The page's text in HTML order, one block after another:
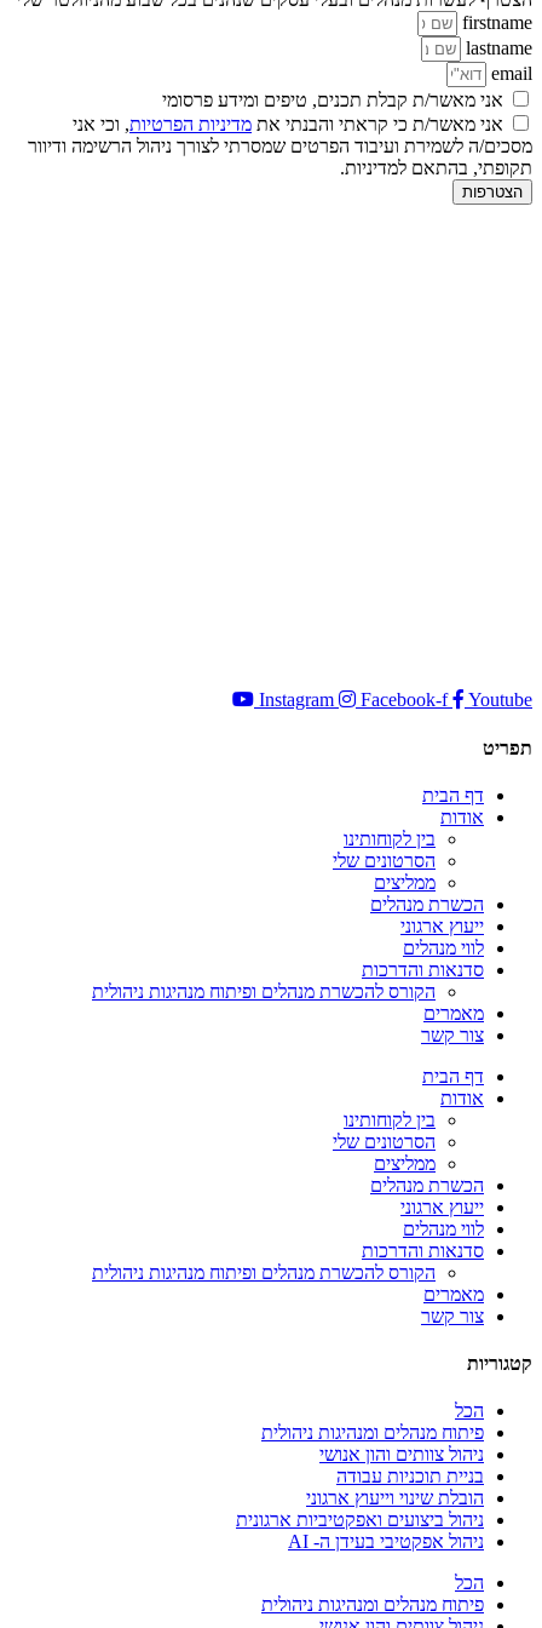
firstname
lastname
email
אני מאשר/ת קבלת תכנים, טיפים ומידע פרסומי
אני מאשר/ת כי קראתי והבנתי את מדיניות הפרטיות, וכי אני
מסכים/ה לשמירת ועיבוד הפרטים שמסרתי לצורך ניהול הרשימה ודיוור
תקופתי, בהתאם למדיניות.
הצטרפות
Instagram Facebook-f Youtube
תפריט
דף הבית
אודות
בין לקוחותינו
הסרטונים שלי
ממליצים
הכשרת מנהלים
ייעוץ ארגוני
לווי מנהלים
סדנאות והדרכות
הקורס להכשרת מנהלים ופיתוח מנהיגות ניהולית
מאמרים
צור קשר
דף הבית
אודות
בין לקוחותינו
הסרטונים שלי
ממליצים
הכשרת מנהלים
ייעוץ ארגוני
לווי מנהלים
סדנאות והדרכות
הקורס להכשרת מנהלים ופיתוח מנהיגות ניהולית
מאמרים
צור קשר
קטגוריות
הכל
פיתוח מנהלים ומנהיגות ניהולית
ניהול צוותים והון אנושי
בניית תוכניות עבודה
הובלת שינוי וייעוץ ארגוני
ניהול ביצועים ואפקטיביות ארגונית
ניהול אפקטיבי בעידן ה- AI
הכל
פיתוח מנהלים ומנהיגות ניהולית
חוויית
משתמש
כדי שהאתר
שלנו יעבוד
בצורה
מיטבית
במהלך
ביקורך. אם
לראות
תוכן
מותאמות